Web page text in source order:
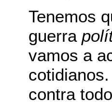
Tenemos
guerra
vamos a
contra